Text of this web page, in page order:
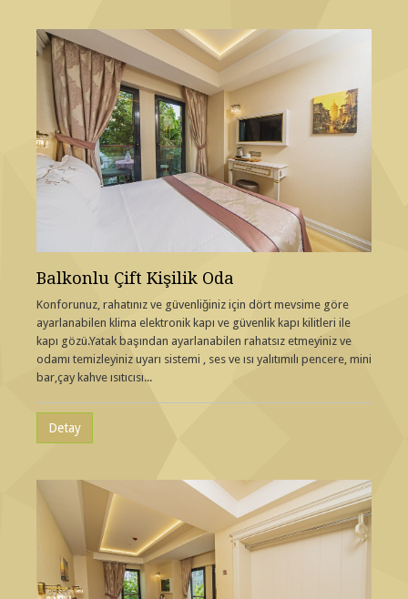
Balkonlu Çift Kişilik Oda
Konforunuz, rahatınız ve güvenliğiniz için dört mevsime göre
ayarlanabilen klima elektronik kapı ve güvenlik kapı kilitleri ile
kapı gözü.Yatak başından ayarlanabilen rahatsız etmeyiniz ve
odamı temizleyiniz uyarı sistemi , ses ve ısı yalıtımılı pencere, mini
bar,çay kahve ısıtıcısı...
Detay